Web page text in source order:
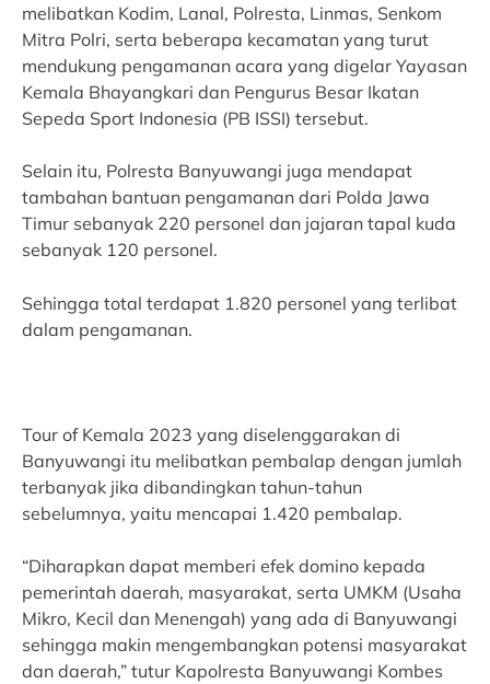
melibatkan Kodim, Lanal, Polresta, Linmas, Senkom
Mitra Polri, serta beberapa kecamatan yang turut
mendukung pengamanan acara yang digelar Yayasan
Kemala Bhayangkari dan Pengurus Besar Ikatan
Sepeda Sport Indonesia (PB ISSI) tersebut.
Selain itu, Polresta Banyuwangi juga mendapat
tambahan bantuan pengamanan dari Polda Jawa
Timur sebanyak 220 personel dan jajaran tapal kuda
sebanyak 120 personel.
Sehingga total terdapat 1.820 personel yang terlibat
dalam pengamanan.
Tour of Kemala 2023 yang diselenggarakan di
Banyuwangi itu melibatkan pembalap dengan jumlah
terbanyak jika dibandingkan tahun-tahun
sebelumnya, yaitu mencapai 1.420 pembalap.
“Diharapkan dapat memberi efek domino kepada
pemerintah daerah, masyarakat, serta UMKM (Usaha
Mikro, Kecil dan Menengah) yang ada di Banyuwangi
sehingga makin mengembangkan potensi masyarakat
dan daerah,” tutur Kapolresta Banyuwangi Kombes